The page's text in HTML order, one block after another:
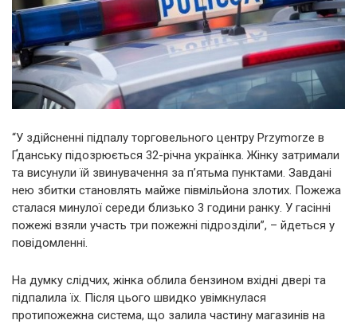
“У здійсненні підпалу торговельного центру Przymorze в
Ґданську підозрюється 32-річна українка. Жінку затримали
та висунули їй звинувачення за п’ятьма пунктами. Завдані
нею збитки становлять майже півмільйона злотих. Пожежа
сталася минулої середи близько 3 години ранку. У гасінні
пожежі взяли участь три пожежні підрозділи”, – йдеться у
повідомленні.
На думку слідчих, жінка облила бензином вхідні двері та
підпалила їх. Після цього швидко увімкнулася
протипожежна система, що залила частину магазинів на